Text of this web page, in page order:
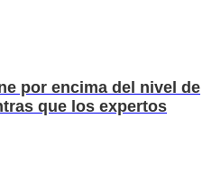
por encima del nivel de
que los expertos